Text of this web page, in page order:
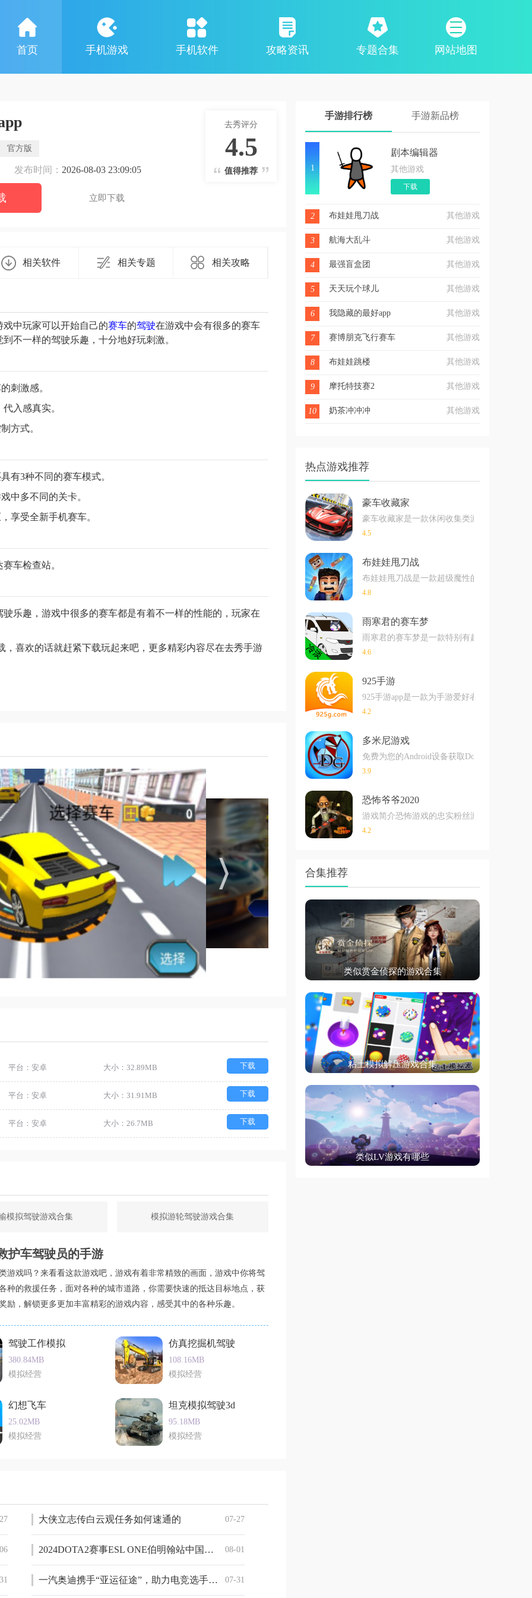
网站地图
首页 手机游戏 手机软件 攻略资讯 专题合集
官方版
发布时间： 2026-08-03 23:09:05
立即下载
去秀评分
4.5
值得推荐
相关软件 相关专题 相关攻略
戏中玩家可以开始自己的赛车的驾驶在游戏中会有很多的赛车
不一样的驾驶乐趣，十分地好玩刺激。
刺激感。
入感真实。
方式。
有3种不同的赛车模式。
中多不同的关卡。
享受全新手机赛车。
车检查站。
乐趣，游戏中很多的赛车都是有着不一样的性能的，玩家在
，喜欢的话就赶紧下载玩起来吧，更多精彩内容尽在去秀手游
平台：安卓 大小：32.89MB 下载
平台：安卓 大小：31.91MB 下载
平台：安卓 大小：26.7MB 下载
模拟驾驶游戏合集 模拟游轮驾驶游戏合集
护车驾驶员的手游
游戏吗？来看看这款游戏吧，游戏有着非常精致的画面，游戏中你将驾
种的救援任务，面对各种的城市道路，你需要快速的抵达目标地点，获
励，解锁更多更加丰富精彩的游戏内容，感受其中的各种乐趣。
驾驶工作模拟
380.84MB
模拟经营
仿真挖掘机驾驶
108.16MB
模拟经营
幻想飞车
25.02MB
模拟经营
坦克模拟驾驶3d
95.18MB
模拟经营
07-27
大侠立志传白云观任务如何速通的
08-01
2024DOTA2赛事ESL ONE伯明翰站中国区预选赛一览
07-31
一汽奥迪携手“亚运征途”，助力电竞选手A到底
手游排行榜 手游新品榜
1
剧本编辑器
其他游戏
下载
2 布娃娃甩刀战 其他游戏
3 航海大乱斗 其他游戏
4 最强盲盒团 其他游戏
5 天天玩个球儿 其他游戏
6 我隐藏的最好app 其他游戏
7 赛博朋克飞行赛车 其他游戏
8 布娃娃跳楼 其他游戏
9 摩托特技赛2 其他游戏
10 奶茶冲冲冲 其他游戏
热点游戏推荐
豪车收藏家
豪车收藏家是一款休闲收集类游戏，玩家可
4.5
布娃娃甩刀战
布娃娃甩刀战是一款超级魔性的战斗类型的
4.8
雨寒君的赛车梦
雨寒君的赛车梦是一款特别有趣的赛车赛车
4.6
925手游
925手游app是一款为手游爱好者开发的游戏
4.2
多米尼游戏
免费为您的Android设备获取Domini Games
3.9
恐怖爷爷2020
游戏简介恐怖游戏的忠实粉丝游戏介绍面对
4.2
合集推荐
类似赏金侦探的游戏合集
粘土模拟解压游戏合集
类似LV游戏有哪些